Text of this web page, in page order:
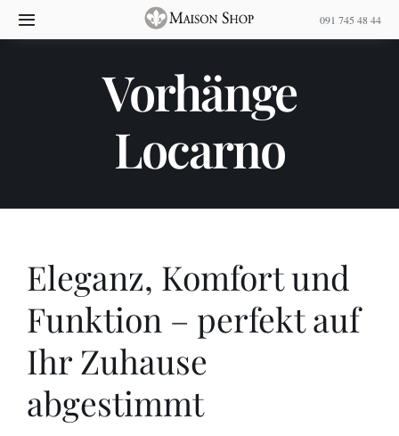
Skip
to Toggle
Home
Shop
091 745 48 44
Vorhänge
Locarno
Eleganz, Komfort und
Funktion – perfekt auf
Ihr Zuhause
abgestimmt